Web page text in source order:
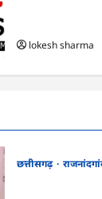
lokesh sharma
छत्तीसगढ़